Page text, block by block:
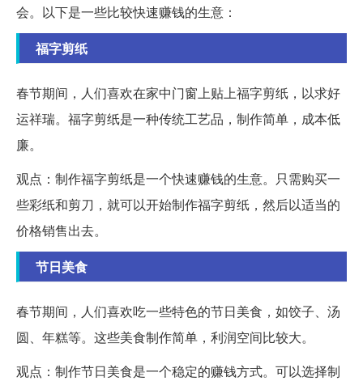
会。以下是一些比较快速赚钱的生意：
福字剪纸
春节期间，人们喜欢在家中门窗上贴上福字剪纸，以求好
运祥瑞。福字剪纸是一种传统工艺品，制作简单，成本低
廉。
观点：制作福字剪纸是一个快速赚钱的生意。只需购买一
些彩纸和剪刀，就可以开始制作福字剪纸，然后以适当的
价格销售出去。
节日美食
春节期间，人们喜欢吃一些特色的节日美食，如饺子、汤
圆、年糕等。这些美食制作简单，利润空间比较大。
观点：制作节日美食是一个稳定的赚钱方式。可以选择制